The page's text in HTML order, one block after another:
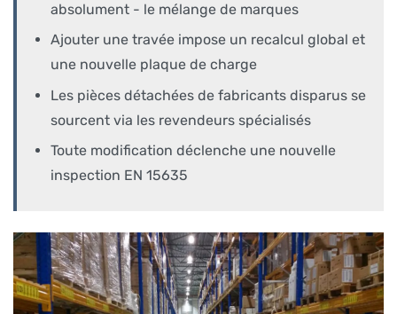
absolument - le mélange de marques
Ajouter une travée impose un recalcul global et
une nouvelle plaque de charge
Les pièces détachées de fabricants disparus se
sourcent via les revendeurs spécialisés
Toute modification déclenche une nouvelle
inspection EN 15635